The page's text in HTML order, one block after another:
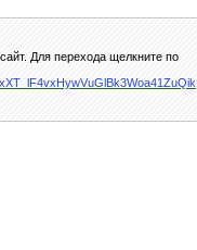
Для перехода щелкните по